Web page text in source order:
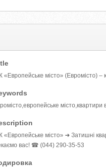
«Европейське місто» (Евромісто) –
«Европейське місто» ➜ Затишні
вас! ☎ (044) 290-35-53